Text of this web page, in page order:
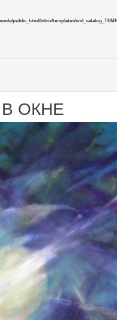
public_html/bitrix/templates/
ОКНЕ